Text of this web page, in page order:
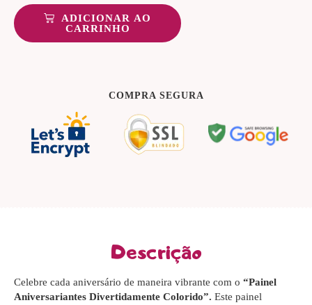
ADICIONAR AO
CARRINHO
COMPRA SEGURA
Descrição
Celebre cada aniversário de maneira vibrante com o “Painel
Aniversariantes Divertidamente Colorido”. Este painel